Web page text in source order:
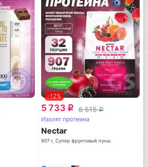
-12%
5 733 q 6 515q
Изолят протеина
Nectar
907 г, Супер фруктовый пунш